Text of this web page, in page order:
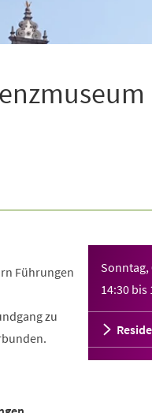
Sonntag,
14:30 bis
Führungen
zu